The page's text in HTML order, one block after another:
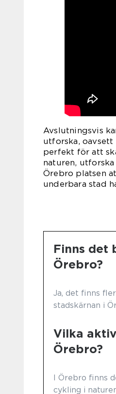
Avslutningsvis
utforska, oavsett
perfekt för att
naturen,
Örebro platsen
underbara stad
Finns det
Örebro?
Ja, det finns
stadskärnan i
Vilka
Örebro?
I Örebro finns
cykling i